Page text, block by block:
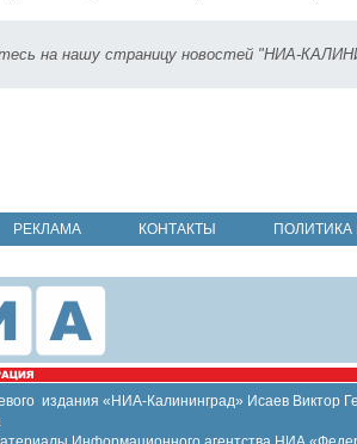
на нашу страницу новостей "НИА-
РЕКЛАМА КОНТАКТЫ
издания «НИА-Калининград» Исаев Виктор